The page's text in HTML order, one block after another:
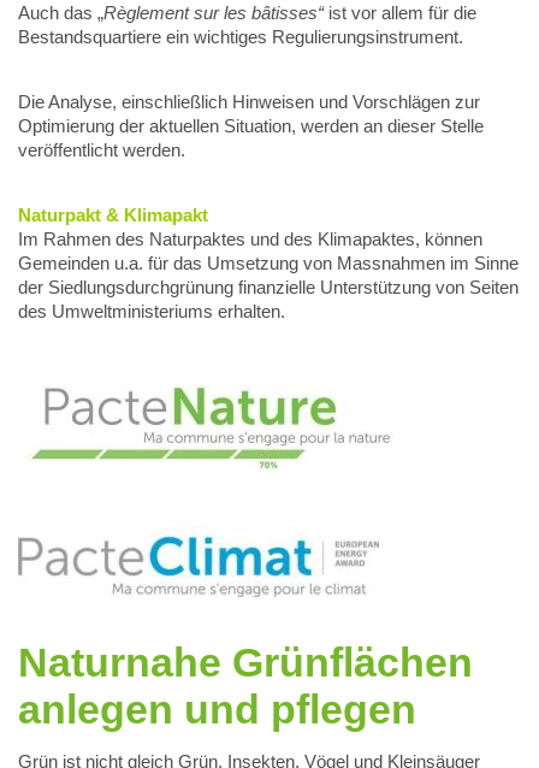
Auch das „Règlement sur les bâtisses“ist vor allem für die
Bestandsquartiere ein wichtiges Regulierungsinstrument.
Die Analyse, einschließlich Hinweisen und Vorschlägen zur
Optimierung der aktuellen Situation, werden an dieser Stelle
veröffentlicht werden.
Naturpakt & Klimapakt
Im Rahmen des Naturpaktes und des Klimapaktes, können
Gemeinden u.a. für das Umsetzung von Massnahmen im Sinne
der Siedlungsdurchgrünung finanzielle Unterstützung von Seiten
des Umweltministeriums erhalten.
Naturnahe Grünflächen
anlegen und pflegen
Grün ist nicht gleich Grün. Insekten, Vögel und Kleinsäuger